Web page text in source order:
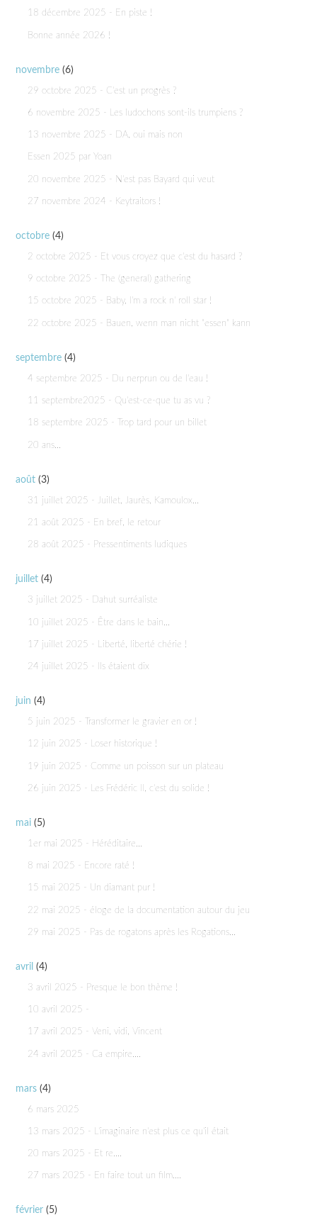
18 décembre 2025 - En piste !
Bonne année 2026 !
novembre (6)
29 octobre 2025 - C'est un progrès ?
6 novembre 2025 - Les ludochons sont-ils trumpiens ?
13 novembre 2025 - DA, oui mais non
Essen 2025 par Yoan
20 novembre 2025 - N'est pas Bayard qui veut
27 novembre 2024 - Keytraitors !
octobre (4)
2 octobre 2025 - Et vous croyez que c'est du hasard ?
9 octobre 2025 - The (general) gathering
15 octobre 2025 - Baby, I'm a rock n' roll star !
22 octobre 2025 - Bauen, wenn man nicht "essen" kann
septembre (4)
4 septembre 2025 - Du nerprun ou de l'eau !
11 septembre2025 - Qu'est-ce-que tu as vu ?
18 septembre 2025 - Trop tard pour un billet
20 ans...
août (3)
31 juillet 2025 - Juillet, Jaurès, Kamoulox...
21 août 2025 - En bref, le retour
28 août 2025 - Pressentiments ludiques
juillet (4)
3 juillet 2025 - Dahut surréaliste
10 juillet 2025 - Être dans le bain...
17 juillet 2025 - Liberté, liberté chérie !
24 juillet 2025 - Ils étaient dix
juin (4)
5 juin 2025 - Transformer le gravier en or !
12 juin 2025 - Loser historique !
19 juin 2025 - Comme un poisson sur un plateau
26 juin 2025 - Les Frédéric II, c'est du solide !
mai (5)
1er mai 2025 - Héréditaire...
8 mai 2025 - Encore raté !
15 mai 2025 - Un diamant pur !
22 mai 2025 - éloge de la documentation autour du jeu
29 mai 2025 - Pas de rogatons après les Rogations...
avril (4)
3 avril 2025 - Presque le bon thème !
10 avril 2025 -
17 avril 2025 - Veni, vidi, Vincent
24 avril 2025 - Ca empire....
mars (4)
6 mars 2025
13 mars 2025 - L'imaginaire n'est plus ce qu'il était
20 mars 2025 - Et re....
27 mars 2025 - En faire tout un film....
février (5)